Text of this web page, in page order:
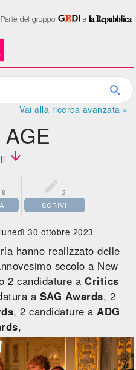
Vai alla ricerca avanzata »

8  2
SCRIVI
30 ottobre 2023
hanno realizzato delle
secolo a New
2 candidature aCritics
a SAG Awards, 2
, 2 candidature aADG
,